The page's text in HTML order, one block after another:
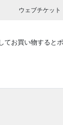
ウェブチケット
てお買い物すると